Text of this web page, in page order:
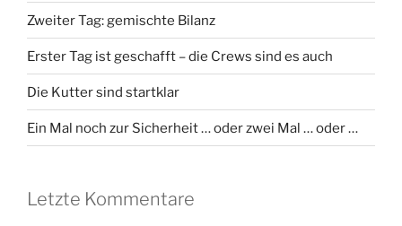
Zweiter Tag: gemischte Bilanz
Erster Tag ist geschafft – die Crews sind es auch
Die Kutter sind startklar
Ein Mal noch zur Sicherheit … oder zwei Mal … oder …
Letzte Kommentare